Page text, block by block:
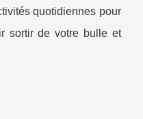
quotidiennes pour
sortir de votre bulle et